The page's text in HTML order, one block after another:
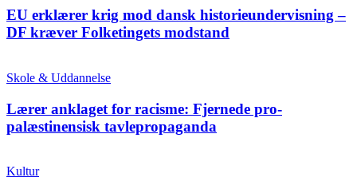
EU erklærer krig mod dansk historieundervisning –
DF kræver Folketingets modstand
Skole & Uddannelse
Lærer anklaget for racisme: Fjernede pro-
palæstinensisk tavlepropaganda
Kultur